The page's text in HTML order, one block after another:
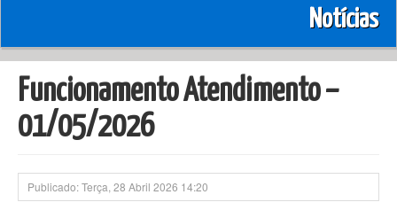
Notícias
Funcionamento Atendimento –
01/05/2026
Publicado: Terça, 28 Abril 2026 14:20